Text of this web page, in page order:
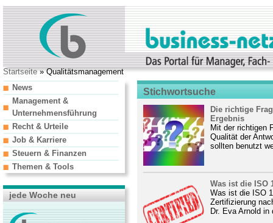
Startseite» Qualitätsmanagement
Stichwortsuche
Die richtige
Ergebnis
Mit der richtigen
Qualität der
sollten benutzt
Was ist die ISO
Was ist die ISO
Zertifizierung
Dr. Eva Arnold in
News
Management &
Unternehmensführung
Recht & Urteile
Job & Karriere
Steuern & Finanzen
Themen & Tools
jede Woche neu